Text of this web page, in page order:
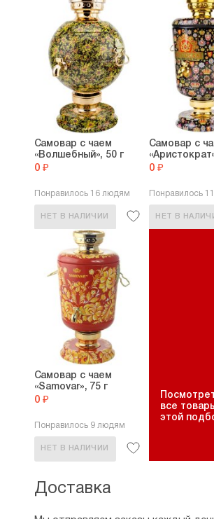
Самовар с чаем
«Волшебный», 50 г
0 ₽
Понравилось 16 людям
НЕТ В НАЛИЧИИ
Самовар с
0 ₽
Понравилось
НЕТ В
Самовар с чаем
«Samovar», 75 г
0 ₽
Понравилось 9 людям
НЕТ В НАЛИЧИИ
все
этой
Доставка